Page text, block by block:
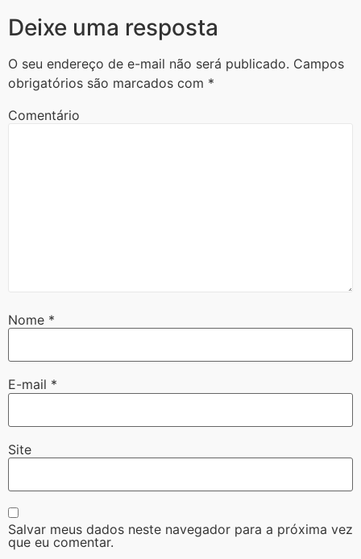
Deixe uma resposta
O seu endereço de e-mail não será publicado. Campos
obrigatórios são marcados com *
Comentário
Nome *
E-mail *
Site
Salvar meus dados neste navegador para a próxima vez
que eu comentar.